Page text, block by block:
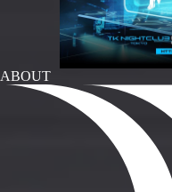
ABOUT